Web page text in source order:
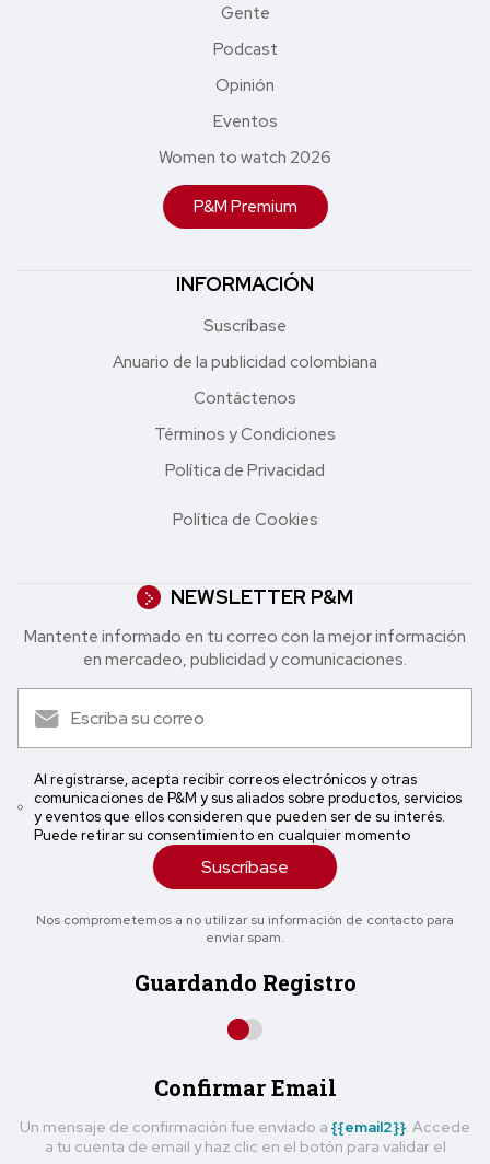
Gente
Podcast
Opinión
Eventos
Women to watch 2026
P&M Premium
INFORMACIÓN
Suscríbase
Anuario de la publicidad colombiana
Contáctenos
Términos y Condiciones
Política de Privacidad
Política de Cookies
NEWSLETTER P&M
Mantente informado en tu correo con la mejor in formación
en mercadeo, publicidad y comunicaciones.
Al registrarse, acepta recibir correos electrónicos y otras
comunicaciones de P&M y sus aliados sobre productos, servicios
y eventos que ellos consideren que pueden ser de su interés.
Puede retirar su consentimiento en cualquier momento
Suscríbase
Nos comprometemos a no utilizar su información de contacto para
enviar spam.
Guardando Registro
Confirmar Email
Un mensaje de confirmación fue enviado a {{email2}}. Accede
a tu cuenta de email y haz clic en el botón para validar el